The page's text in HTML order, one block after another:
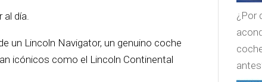
día.
un Lincoln Navigator, un genuino coche
icónicos como el Lincoln Continental
¿Por